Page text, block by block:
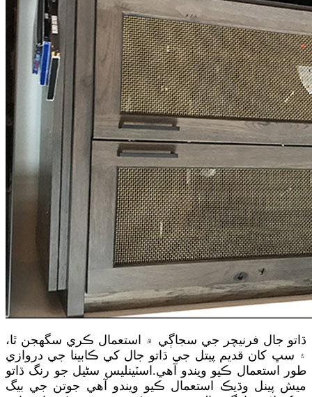
ڌاتو جال فرنيچر جي سجاڳي ۾ استعمال ڪري سگھجن ٿا،
۽ سڀ کان قديم پيتل جي ڌاتو جال کي ڪابينا جي دروازي
طور استعمال ڪيو ويندو آهي.اسٽينلیس سٹیل جو رنگ ڌاتو
ميش پينل وڌيڪ استعمال ڪيو ويندو آهي جوتن جي بيگ